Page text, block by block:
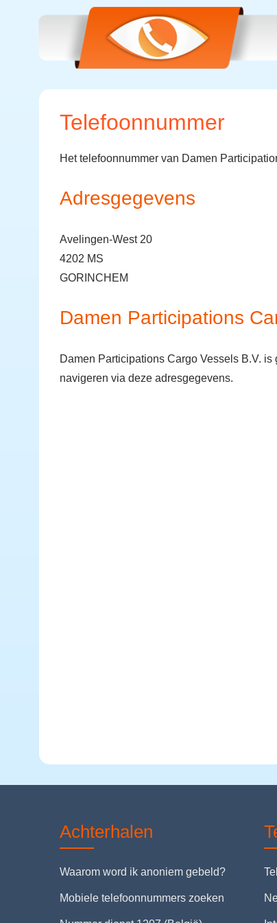
Telefoonnummer
Het telefoonnummer van Damen
Adresgegevens
Avelingen-West 20
4202 MS
GORINCHEM
Damen Participations
Damen Participations Cargo Vessels B.V.
navigeren via deze adresgegevens.
Achterhalen
Waarom word ik anoniem gebeld?
Mobiele telefoonnummers zoeken